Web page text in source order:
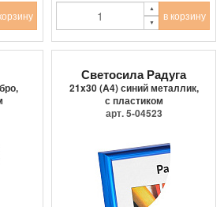
в корзину
Светосила Радуга
21x30 (A4) синий металлик,
с пластиком
арт. 5-04523